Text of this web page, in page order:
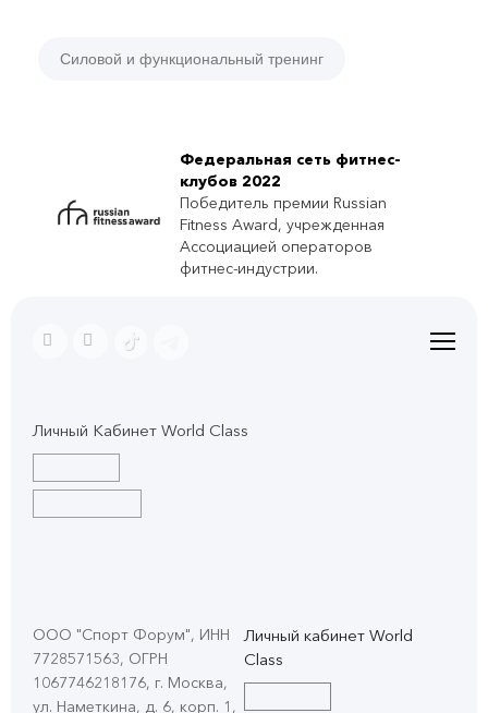
Силовой и функциональный тренинг
Федеральная сеть фитнес-
клубов 2022
Победитель премии Russian
Fitness Award, учрежденная
Ассоциацией операторов
фитнес-индустрии.
Личный Кабинет World Class
ООО "Спорт Форум", ИНН
7728571563, ОГРН
1067746218176, г. Москва,
ул. Наметкина, д. 6, корп. 1 ,
Личный кабинет World
Class